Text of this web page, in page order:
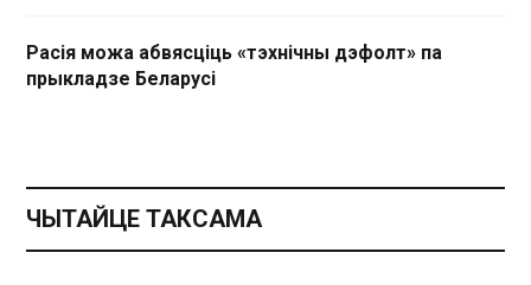
Расія можа абвясціць «тэхнічны дэфолт» па
прыкладзе Беларусі
ЧЫТАЙЦЕ ТАКСАМА